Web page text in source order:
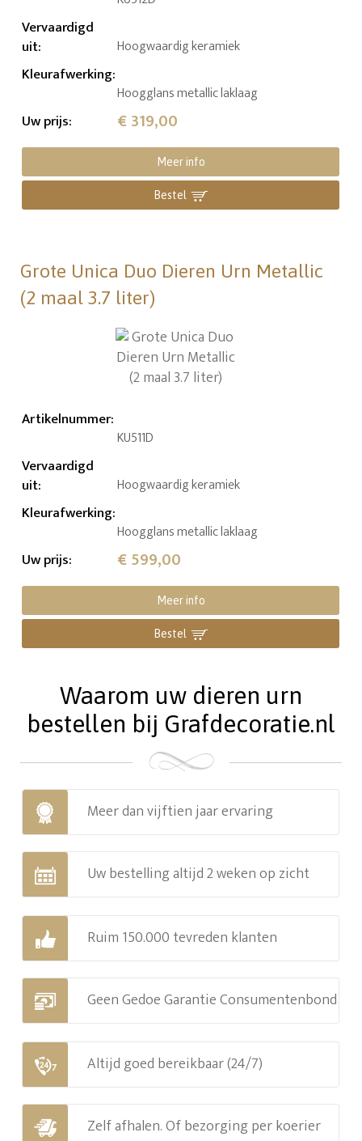
Vervaardigd
uit: Hoogwaardig keramiek
Kleurafwerking:
Hoogglans metallic laklaag
Uw prijs: € 319,00
Meer info
Bestel
Grote Unica Duo Dieren Urn Metallic
(2 maal 3.7 liter)
Artikelnummer:
KU511D
Vervaardigd
uit: Hoogwaardig keramiek
Kleurafwerking:
Hoogglans metallic laklaag
Uw prijs: € 599,00
Meer info
Bestel
Waarom uw dieren urn
bestellen bij Grafdecoratie.nl
Meer dan vijftien jaar ervaring
Uw bestelling altijd 2 weken op zicht
Ruim 150.000 tevreden klanten
Geen Gedoe Garantie Consumentenbond
Altijd goed bereikbaar (24/7)
Zelf afhalen. Of bezorging per koerier